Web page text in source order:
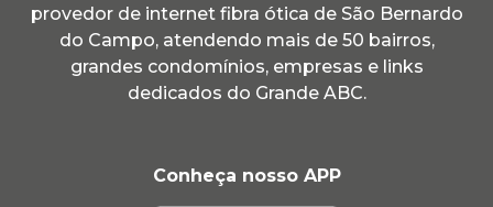
provedor de internet fibra ótica de São Bernardo
do Campo, atendendo mais de 50 bairros,
grandes condomínios, empresas e links
dedicados do Grande ABC.
Conheça nosso APP